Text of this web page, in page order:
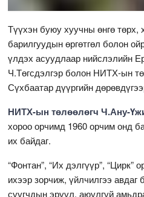
Түүхэн буюу хуучны өнгө төрх,
барилгуудын өргөтгөл болон
үлдэх асуудлаар нийслэлийн
Ч.Төгсдэлгэр болон НИТХ-ын
Сүхбаатар дүүргийн
НИТХ-ын төлөөлөгч Ч.Ану-
хороо орчимд 1960 орчим онд
их байдаг.
“Фонтан”, “Их дэлгүүр”,
ихээр зорчиж, үйлчилгээ
суугчдын эрүүл, аюулгүй